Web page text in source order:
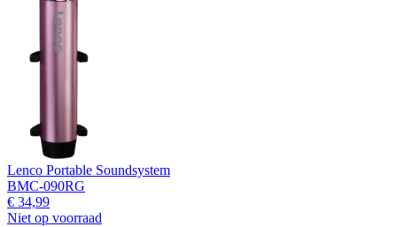
Lenco Portable Soundsystem
BMC-090RG
€ 34,99
Niet op voorraad